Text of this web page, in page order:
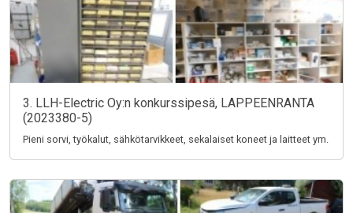
3. LLH-Electric Oy:n konkurssipesä, LAPPEENRANTA
(2023380-5)
Pieni sorvi, työkalut, sähkötarvikkeet, sekalaiset koneet ja laitteet ym.